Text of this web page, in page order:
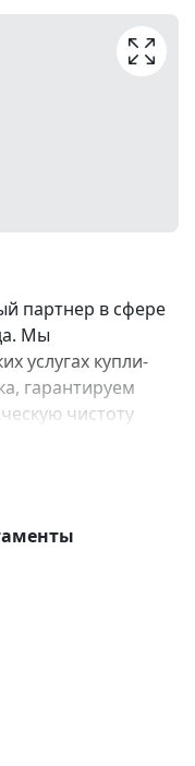
партнер в сфере
Мы
услугах купли-
гарантируем
чистоту
Самое ценное для
и оформление
по
подарки; 3.
Ваши
получения
🎁 🎁! Купи с
Крымский
комфорт